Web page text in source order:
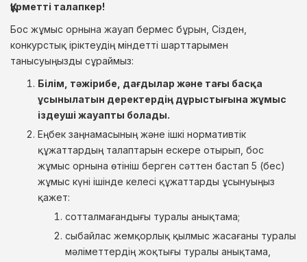
Құрметті талапкер!
Бос жұмыс орнына жауап бермес бұрын, Сізден,
конкурстық іріктеудің міндетті шарттарымен
танысуыңызды сұраймыз:
Білім, тәжірибе, дағдылар және тағы басқа
ұсынылатын деректердің дұрыстығына жұмыс
іздеуші жауапты болады.
Еңбек заңнамасының және ішкі нормативтік
құжаттардың талаптарын ескере отырып, бос
жұмыс орнына өтініш берген сәттен бастап 5 (бес)
жұмыс күні ішінде келесі құжаттарды ұсынуыңыз
қажет:
сотталмағандығы туралы анықтама;
сыбайлас жемқорлық қылмыс жасағаны туралы
мәліметтердің жоқтығы туралы анықтама,